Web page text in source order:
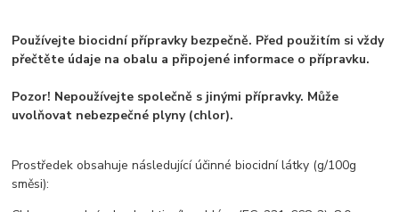
Používejte biocidní přípravky bezpečně. Před použitím si vždy
přečtěte údaje na obalu a připojené informace o přípravku.
Pozor! Nepoužívejte společně s jinými přípravky. Může
uvolňovat nebezpečné plyny (chlor).
Prostředek obsahuje následující účinné biocidní látky (g/100g
směsi):